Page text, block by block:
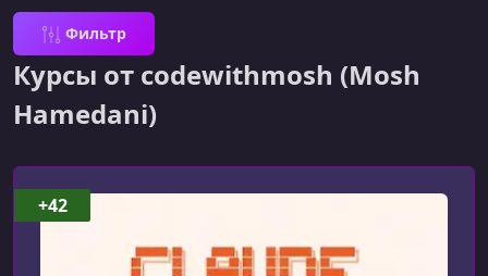
Фильтр
Курсы от codewithmosh (Mosh
Hamedani)
+42